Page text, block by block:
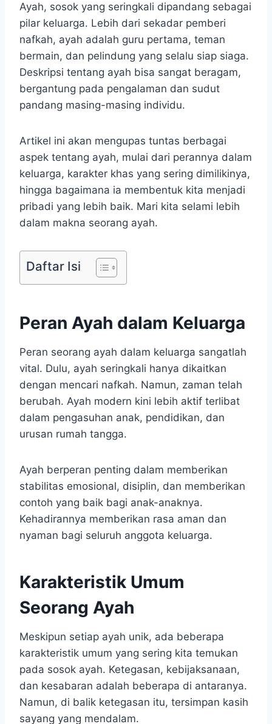
Ayah, sosok yang seringkali dipandang sebagai
pilar keluarga. Lebih dari sekadar pemberi
nafkah, ayah adalah guru pertama, teman
bermain, dan pelindung yang selalu siap siaga.
Deskripsi tentang ayah bisa sangat beragam,
bergantung pada pengalaman dan sudut
pandang masing-masing individu.
Artikel ini akan mengupas tuntas berbagai
aspek tentang ayah, mulai dari perannya dalam
keluarga, karakter khas yang sering dimilikinya,
hingga bagaimana ia membentuk kita menjadi
pribadi yang lebih baik. Mari kita selami lebih
dalam makna seorang ayah.
Daftar Isi
Peran Ayah dalam Keluarga
Peran seorang ayah dalam keluarga sangatlah
vital. Dulu, ayah seringkali hanya dikaitkan
dengan mencari nafkah. Namun, zaman telah
berubah. Ayah modern kini lebih aktif terlibat
dalam pengasuhan anak, pendidikan, dan
urusan rumah tangga.
Ayah berperan penting dalam memberikan
stabilitas emosional, disiplin, dan memberikan
contoh yang baik bagi anak-anaknya.
Kehadirannya memberikan rasa aman dan
nyaman bagi seluruh anggota keluarga.
Karakteristik Umum
Seorang Ayah
Meskipun setiap ayah unik, ada beberapa
karakteristik umum yang sering kita temukan
pada sosok ayah. Ketegasan, kebijaksanaan,
dan kesabaran adalah beberapa di antaranya.
Namun, di balik ketegasan itu, tersimpan kasih
sayang yang mendalam.